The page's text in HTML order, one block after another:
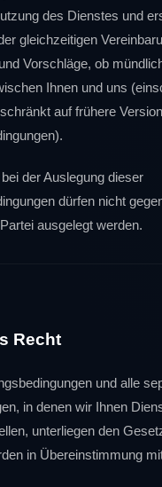
des Dienstes und
gleichzeitigen
Vorschläge, ob
Ihnen und uns
auf frühere
der Auslegung dieser
dürfen nicht
ausgelegt werden.
Recht
und alle
in denen wir Ihnen
unterliegen den
in Übereinstimmung